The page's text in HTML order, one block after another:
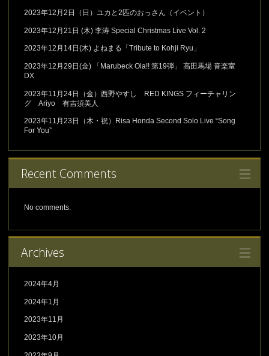
2023年12月2日（日）ユカと2匹のおっさん（イベント）
2023年12月21日 (木) 李涛 Special Christmas Live Vol. 2
2023年12月14日(木) よねまる「Tribute to Kohji Ryu」
2023年12月29日(金) 「Marubeck Ola!! 第19弾」 高田馬場 音楽室
DX
2023年11月24日（金）西野やすし RED KINGS フィーチャリン
グ Ariyo 有吉須美人
2023年11月23日（木・祝）Risa Honda Second Solo Live “Song
For You”
Recent Comments
No comments.
Archives
2024年4月
2024年1月
2023年11月
2023年10月